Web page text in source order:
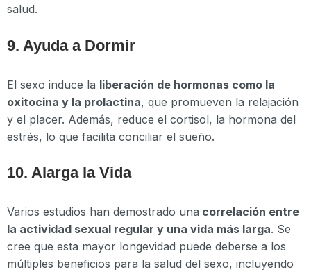
salud.
9. Ayuda a Dormir
El sexo induce la liberación de hormonas como la
oxitocina y la prolactina, que promueven la relajación
y el placer. Además, reduce el cortisol, la hormona del
estrés, lo que facilita conciliar el sueño.
10. Alarga la Vida
Varios estudios han demostrado una correlación entre
la actividad sexual regular y una vida más larga. Se
cree que esta mayor longevidad puede deberse a los
múltiples beneficios para la salud del sexo, incluyendo